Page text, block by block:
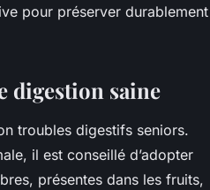
pour préserver durablement
digestion saine
troubles digestifs seniors.
il est conseillé d’adopter
présentes dans les fruits,